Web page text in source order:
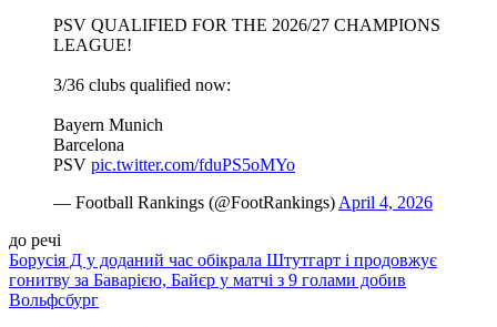
PSV QUALIFIED FOR THE 2026/27 CHAMPIONS
LEAGUE!
3/36 clubs qualified now:
Bayern Munich
Barcelona
PSV pic.twitter.com/fduPS5oMYo
— Football Rankings (@FootRankings) April 4, 2026
до речі
Борусія Д у доданий час обікрала Штутгарт і продовжує
гонитву за Баварією, Байєр у матчі з 9 голами добив
Вольфсбург